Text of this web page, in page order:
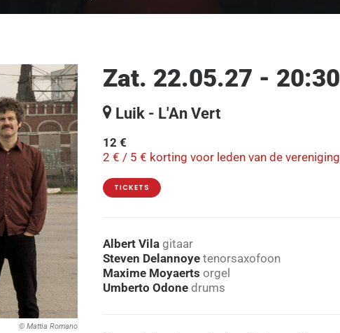
© Mattia Romano
Zat. 22.05.27 - 20:30
Luik - L'An Vert
12 €
2 € / 5 € korting voor leden van de vereniging
TICKETS
Albert Vila gitaar
Steven Delannoye tenorsaxofoon
Maxime Moyaerts orgel
Umberto Odone drums